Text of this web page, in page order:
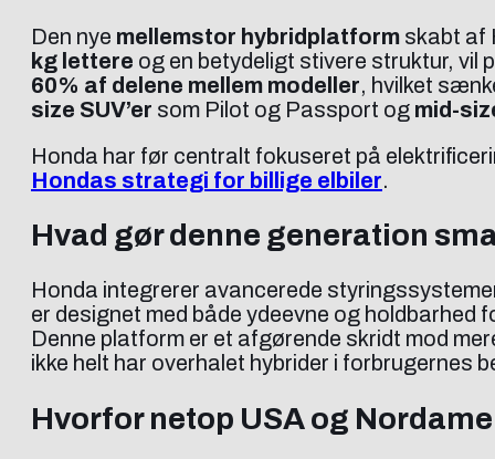
Den nye mellemstor hybridplatform skabt af
kg lettere og en betydeligt stivere struktur, vil
60% af delene mellem modeller, hvilket
size SUV’er som Pilot og Passport og mid-
Honda har før centralt fokuseret på
Hondas strategi for billige elbiler.
Hvad gør denne generation
Honda integrerer avancerede
er designet med både ydeevne og
Denne platform er et afgørende skridt mod
ikke helt har overhalet hybrider i forbrugernes
Hvorfor netop USA og